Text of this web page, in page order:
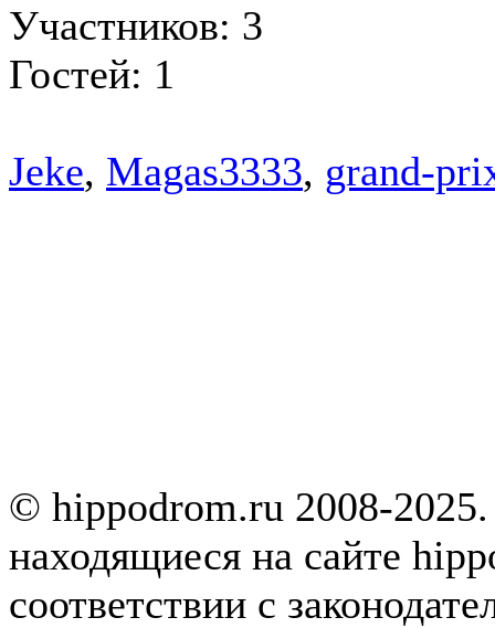
Участников: 3
Гостей: 1
Jeke, Magas3333, grand-
© hippodrom.ru 2008-
находящиеся на сайте
соответствии с